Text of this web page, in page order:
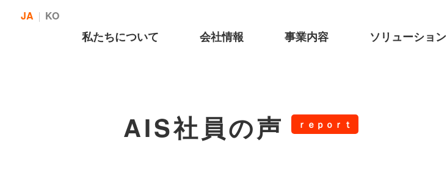
AIS社員の声 ｒｅｐｏｒｔ
JA KO
私たちについて 会社情報 事業内容 ソリューション